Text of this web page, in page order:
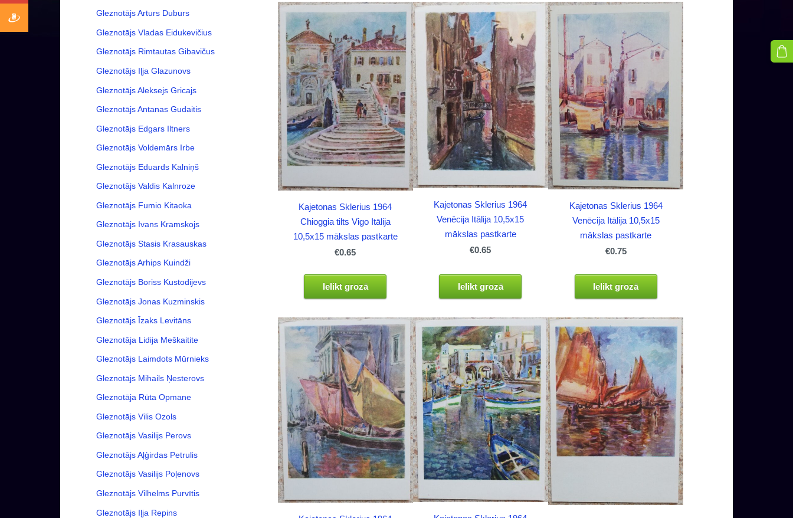
Gleznotājs Arturs Duburs
Gleznotājs Vladas Eidukevičius
Gleznotājs Rimtautas Gibavičus
Gleznotājs Iļja Glazunovs
Gleznotājs Aleksejs Gricajs
Gleznotājs Antanas Gudaitis
Gleznotājs Edgars Iltners
Gleznotājs Voldemārs Irbe
Gleznotājs Eduards Kalniņš
Gleznotājs Valdis Kalnroze
Gleznotājs Fumio Kitaoka
Gleznotājs Ivans Kramskojs
Gleznotājs Stasis Krasauskas
Gleznotājs Arhips Kuindži
Gleznotājs Boriss Kustodijevs
Gleznotājs Jonas Kuzminskis
Gleznotājs Īzaks Levitāns
Gleznotāja Lidija Meškaitite
Gleznotājs Laimdots Mūrnieks
Gleznotājs Mihails Ņesterovs
Gleznotāja Rūta Opmane
Gleznotājs Vilis Ozols
Gleznotājs Vasilijs Perovs
Gleznotājs Aļģirdas Petrulis
Gleznotājs Vasilijs Poļenovs
Gleznotājs Vilhelms Purvītis
Gleznotājs Iļja Repins
Kajetonas Sklerius 1964
Chioggia tilts Vigo Itālija
10,5x15 mākslas pastkarte
€0.65
Ielikt grozā
Kajetonas Sklerius 1964
Venēcija Itālija 10,5x15
mākslas pastkarte
€0.65
Ielikt grozā
Kajetonas Sklerius 1964
Venēcija Itālija 10,5x15
mākslas pastkarte
€0.75
Ielikt grozā